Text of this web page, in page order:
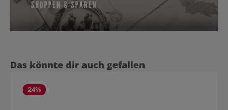
Produktgalerie überspringen
Das könnte dir auch gefallen
24%